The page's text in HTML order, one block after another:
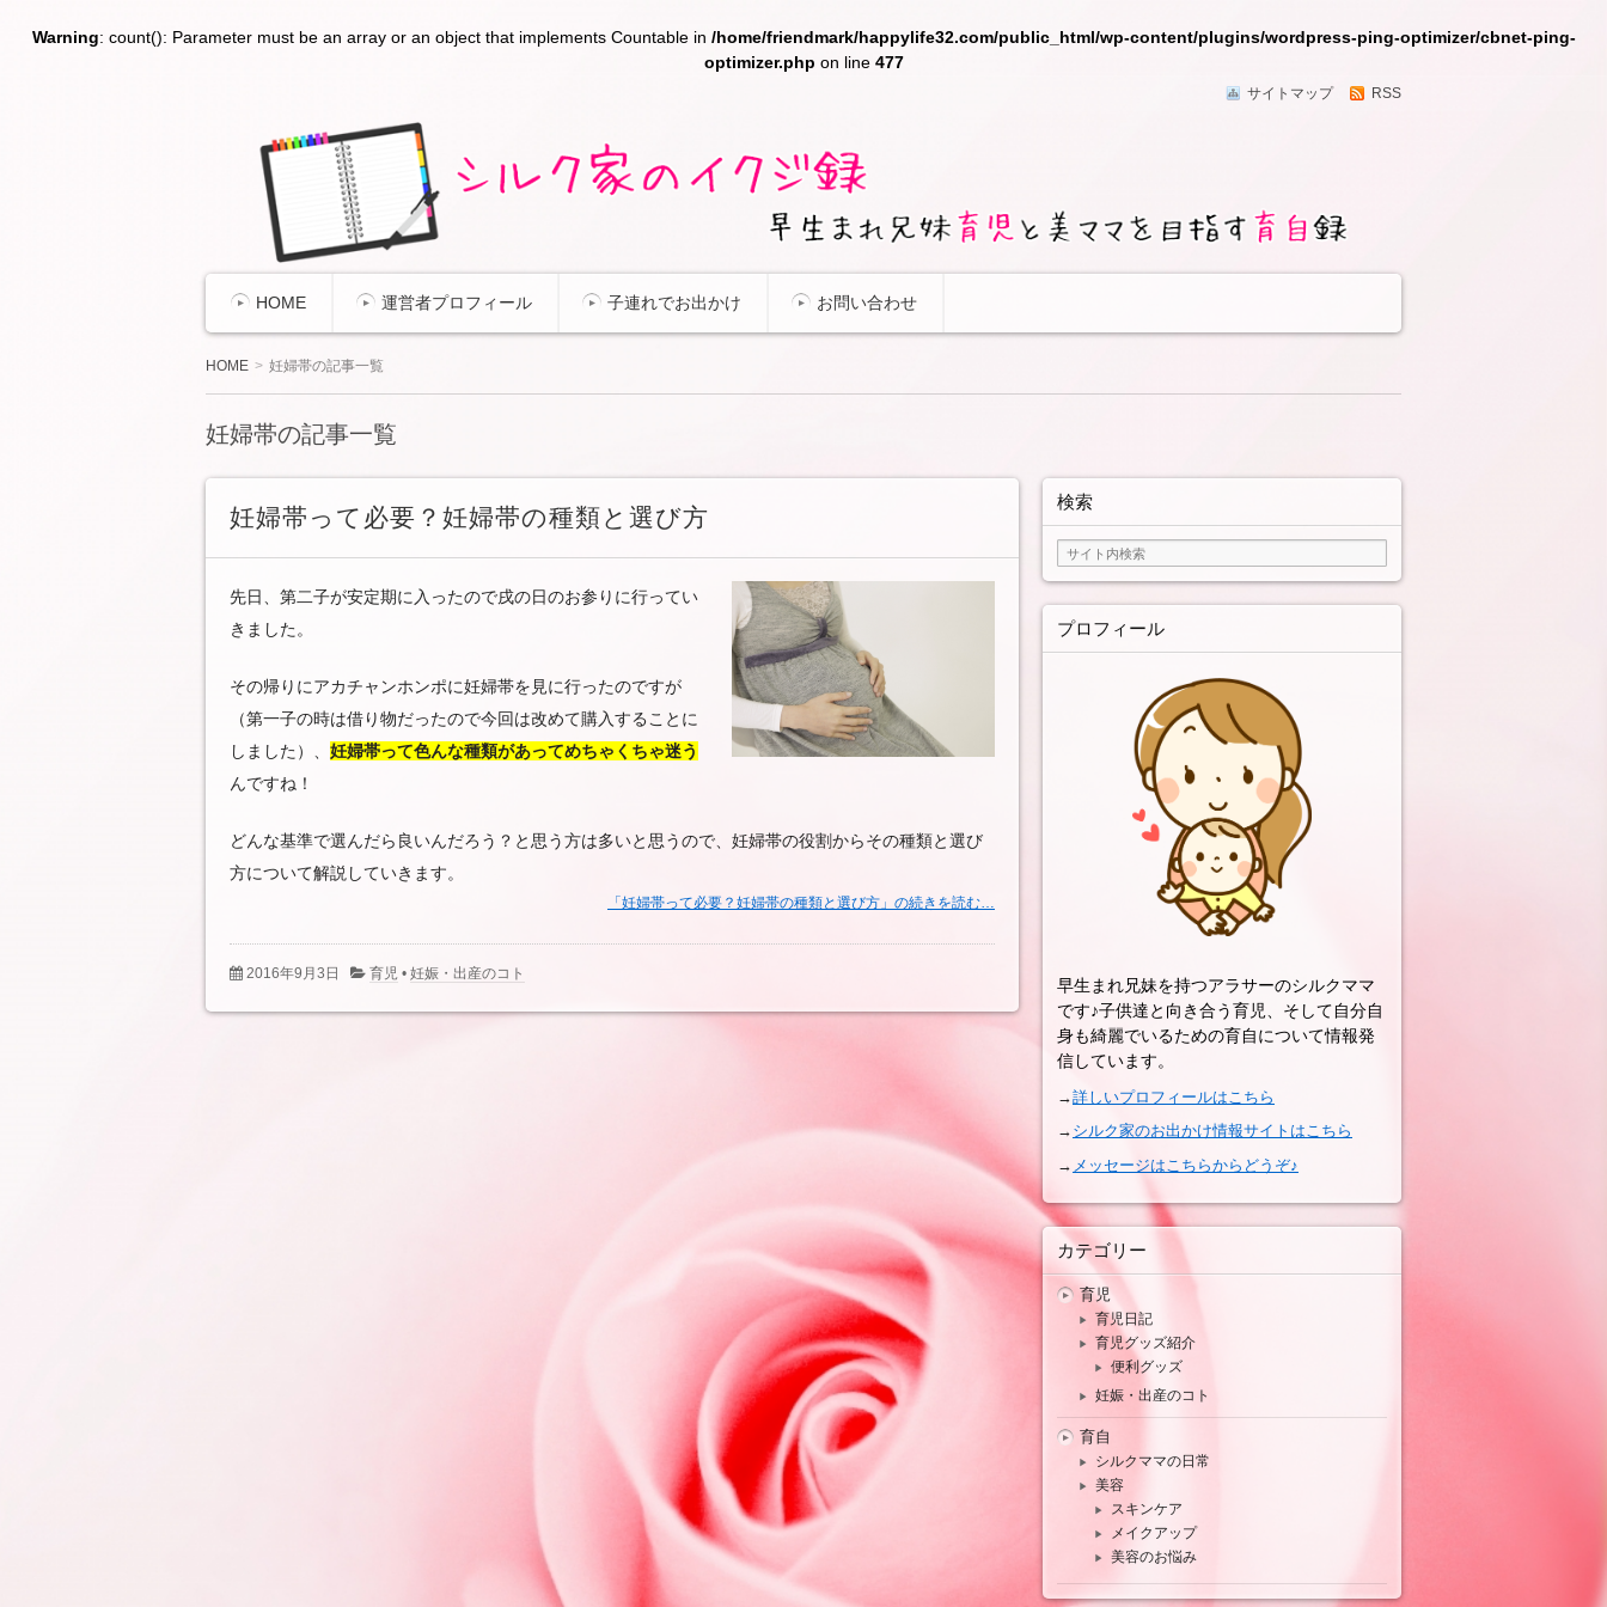
Warning: count(): Parameter must be an array or an object that implements Countable in /home/friendmark/happylife32.com/public_html/wp-content/plugins/wordpress-ping-optimizer/cbnet-ping-
optimizer.php on line 477
サイトマップ RSS
シルク家のイクジ録〜早生まれ兄妹育児と美ママを目指す育自録〜
２歳差早生まれ兄妹の育児に奮闘しつつ、年を重ねても綺麗なママを目指すシルクママの育児＆育
自録
HOME 運営者プロフィール 子連れでお出かけ お問い合わせ
HOME 妊婦帯の記事一覧
妊婦帯の記事一覧
妊婦帯って必要？妊婦帯の種類と選び方
先日、第二子が安定期に入ったので戌の日のお参りに行ってい
きました。
その帰りにアカチャンホンポに妊婦帯を見に行ったのですが
（第一子の時は借り物だったので今回は改めて購入することに
しました）、 妊婦帯って色んな種類があってめちゃくちゃ迷う
んですね！
どんな基準で選んだら良いんだろう？と思う方は多いと思うので、妊婦帯の役割からその種類と選び
方について解説していきます。
「妊婦帯って必要？妊婦帯の種類と選び方」の続きを読む…
2016年9月3日 育児 •妊娠・出産のコト
検索
プロフィール
早生まれ兄妹を持つアラサーのシルクママ
です♪子供達と向き合う育児、そして自分自
身も綺麗でいるための育自について情報発
信しています。
→詳しいプロフィールはこちら
→ シルク家のお出かけ情報サイトはこちら
→ メッセージはこちらからどうぞ♪
カテゴリー
育児
育児日記
育児グッズ紹介
便利グッズ
妊娠・出産のコト
育自
シルクママの日常
美容
スキンケア
メイクアップ
美容のお悩み